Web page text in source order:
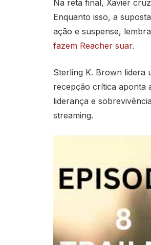
Na reta final, Xavier
Enquanto isso, a
ação e suspense,
fazem Reacher suar.
Sterling K. Brown lidera
recepção crítica aponta
liderança e
streaming.